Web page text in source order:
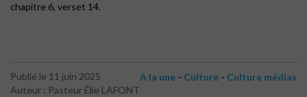
chapitre 6, verset 14.
Publié le 11 juin 2025
Auteur : Pasteur Élie LAFONT
A la une - Culture - Culture médias